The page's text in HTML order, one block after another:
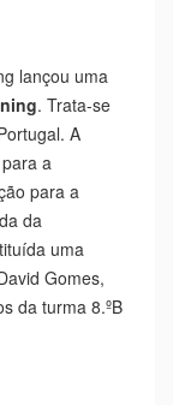
lançou uma
. Trata-se
A
a
para a
da
uma
Gomes,
da turma 8.ºB